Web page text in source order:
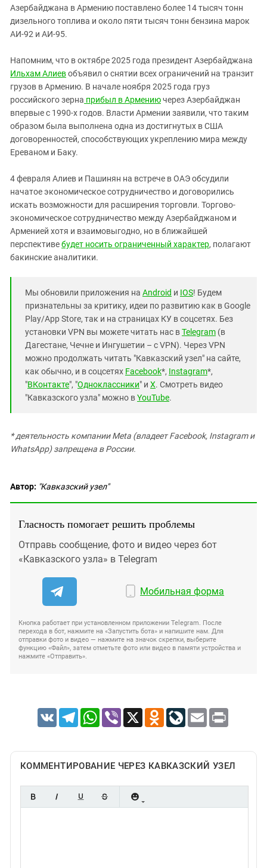
Азербайджана в Армению поставлено более 14 тысяч тонн
дизельного топлива и около пяти тысяч тонн бензина марок
АИ-92 и АИ-95.
Напомним, что в октябре 2025 года президент Азербайджана
Ильхам Алиевобъявил о снятии всех ограничений на транзит
грузов в Армению. В начале ноября 2025 года груз
российского зерна прибыл в Армениючерез Азербайджан
впервые с 1990-х годов. Власти Армении заявили, что таким
образом была выполнена одна из достигнутых в США
договоренностей, способствующих укреплению мира между
Ереваном и Баку.
4 февраля Алиев и Пашинян на встрече в ОАЭ обсудили
начатое экономическое сотрудничество и договорились
искать возможности для расширения торговли. Торгово-
экономическое сотрудничество между Азербайджаном и
Арменией хотя и взаимовыгодно, но в ближайшей
перспективебудет носить ограниченный характер, полагают
бакинские аналитики.
Мы обновили приложения на Android и IOS! Будем
признательны за критику, идеи по развитию как в Google
Play/App Store, так и на страницах КУ в соцсетях. Без
установки VPN вы можете читать нас вTelegram (в
Дагестане, Чечне и Ингушетии – с VPN). Через VPN
можно продолжать читать "Кавказский узел" на сайте,
как обычно, и в соцсетях Facebook*, Instagram*,
"ВКонтакте", "Одноклассники" и X. Смотреть видео
"Кавказского узла" можно вYouTube.
* деятельность компании Meta (владеет Facebook, Instagram и
WhatsApp) запрещена в России.
Автор: "Кавказский узел"
Гласность помогает решить проблемы
Отправь сообщение, фото и видео через бот
«Кавказского узла» в Telegram
Мобильная форма
Кнопка работает при установленном приложении Telegram. После
перехода в бот, нажмите на «Запустить бота» и напишите нам. Для
отправки фото и видео — нажмите на значок скрепки, выберите
функцию «Файл», затем отметьте фото или видео в памяти устройства и
нажмите «Отправить».
VK TelegramWhatsApp
Viber X Odnoklassniki
LiveJournal
Email Print
КОММЕНТИРОВАНИЕ ЧЕРЕЗ КАВКАЗСКИЙ УЗЕЛ